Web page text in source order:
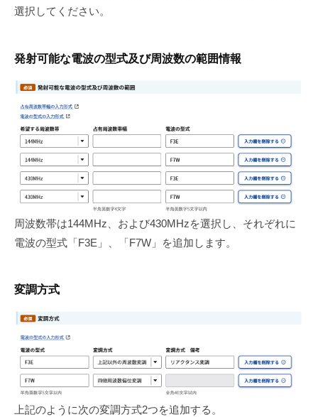
選択してください。
発射可能な電波の型式及び周波数の範囲情報
周波数帯は144MHz、および430MHzを選択し、それぞれに
電波の型式「F3E」、「F7W」を追加します。
変調方式
上記のように次の変調方式2つを追加する。